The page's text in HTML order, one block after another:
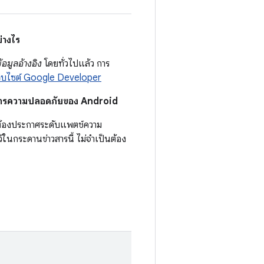
งไร
อมูลอ้างอิงโดยทั่วไปแล้ว การ
บไซต์ Google Developer
รความปลอดภัยของ Android
งประกาศระดับแพตช์ความ
กระดานข่าวสารนี้ ไม่จำเป็นต้อง